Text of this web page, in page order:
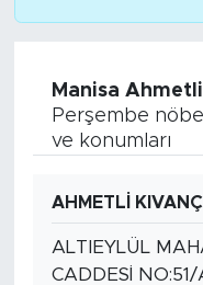
Manisa Ahmetli
Perşembe
ve konumları
AHMETLİ KIVANÇ
ALTIEYLÜL
CADDESİ NO:51/